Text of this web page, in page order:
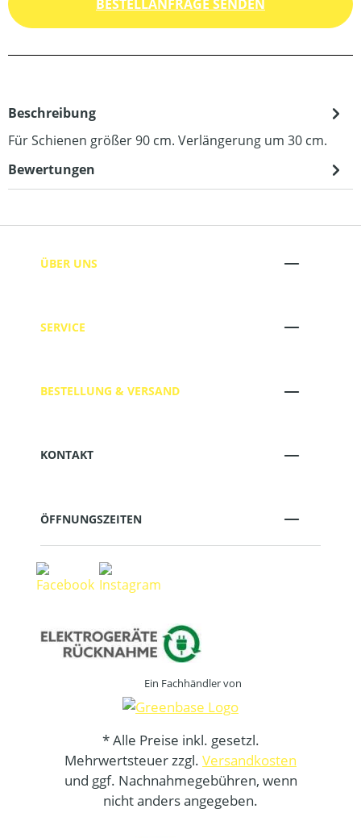
BESTELLANFRAGE SENDEN
Beschreibung
Für Schienen größer 90 cm. Verlängerung um 30 cm.
Bewertungen
ÜBER UNS
SERVICE
BESTELLUNG & VERSAND
KONTAKT
ÖFFNUNGSZEITEN
Ein Fachhändler von
* Alle Preise inkl. gesetzl.
Mehrwertsteuer zzgl. Versandkosten
und ggf. Nachnahmegebühren, wenn
nicht anders angegeben.